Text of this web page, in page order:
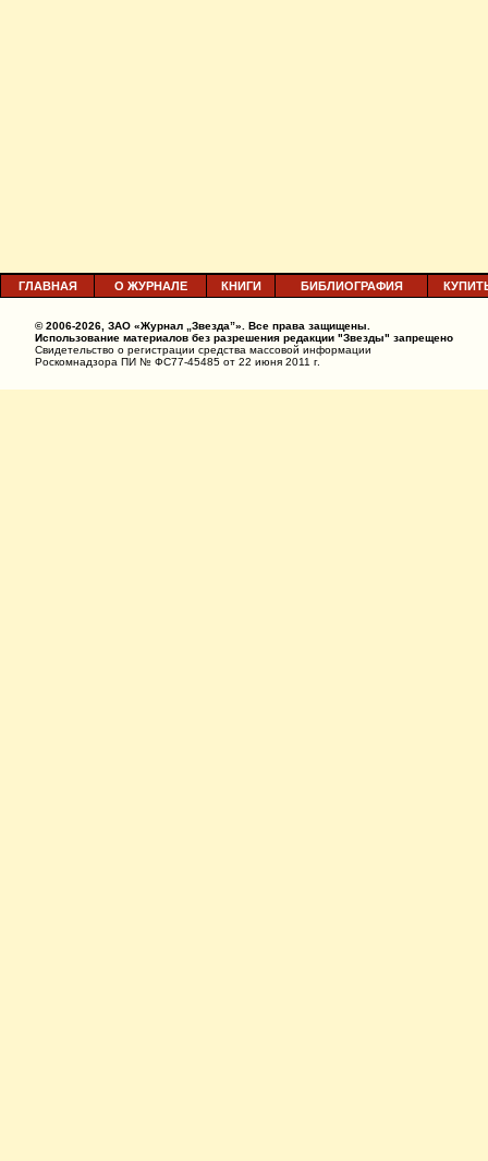
ГЛАВНАЯ О ЖУРНАЛЕ КНИГИ БИБЛИОГРАФИЯ
© 2006-2026, ЗАО «Журнал „Звезда”». Все права защищены.
Использование материалов без разрешения редакции "Звезды" запрещено
Свидетельство о регистрации средства массовой информации
Роскомнадзора ПИ № ФС77-45485 от 22 июня 2011 г.